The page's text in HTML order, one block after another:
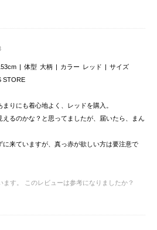
体型 大柄 カラー レッド
サイズ
STORE
りにも着心地よく、レッドを購入。
るのかな？と思ってましたが、届いたら、まん
来ていますが、真っ赤が欲しい方は要注意で
ます。
このレビューは参考になりましたか？